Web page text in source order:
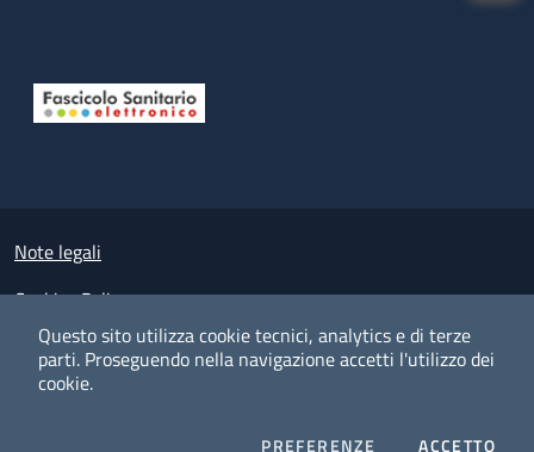
Questo sito utilizza cookie tecnici, analytics e di terze
parti. Proseguendo nella navigazione accetti l'utilizzo dei
cookie.
PREFERENZE COOKIESACCETTOI
Small prints
Note legali
Cookies Policy
Policy privacy e protezione del dato personale
Albo pretorio on-line